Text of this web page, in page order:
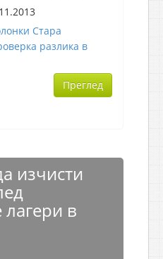
Стара
разлика в
Преглед
изчисти
лагери в